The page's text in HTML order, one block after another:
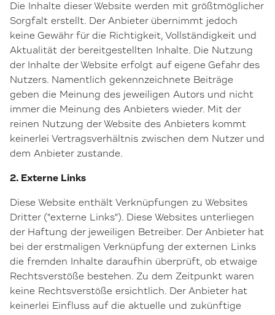
Die Inhalte dieser Website werden mit größtmöglicher
Sorgfalt erstellt. Der Anbieter übernimmt jedoch
keine Gewähr für die Richtigkeit, Vollständigkeit und
Aktualität der bereitgestellten Inhalte. Die Nutzung
der Inhalte der Website erfolgt auf eigene Gefahr des
Nutzers. Namentlich gekennzeichnete Beiträge
geben die Meinung des jeweiligen Autors und nicht
immer die Meinung des Anbieters wieder. Mit der
reinen Nutzung der Website des Anbieters kommt
keinerlei Vertragsverhältnis zwischen dem Nutzer und
dem Anbieter zustande.
2. Externe Links
Diese Website enthält Verknüpfungen zu Websites
Dritter ("externe Links"). Diese Websites unterliegen
der Haftung der jeweiligen Betreiber. Der Anbieter hat
bei der erstmaligen Verknüpfung der externen Links
die fremden Inhalte daraufhin überprüft, ob etwaige
Rechtsverstöße bestehen. Zu dem Zeitpunkt waren
keine Rechtsverstöße ersichtlich. Der Anbieter hat
keinerlei Einfluss auf die aktuelle und zukünftige